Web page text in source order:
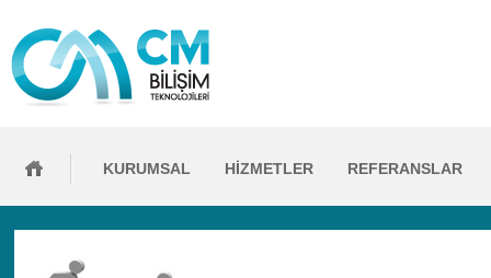
KURUMSAL HİZMETLER REFERANSLAR